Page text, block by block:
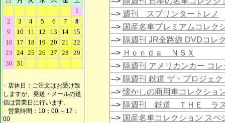
■ 店休日：ご注文はお受け致
しますが、発送・メールの送
信は営業日に行います。
■ 営業時間：10：00.～17：
00
--> 週刊 スプリンタートレノ
--> 国産名車プレミアムコレク
--> 隔週刊 JR全路線 DVDコレ
--> Ｈｏｎｄａ ＮＳＸ
--> 隔週刊 アメリカンカー コ
--> 隔週刊 鉄道 ザ・プロジェク
-->懐かしの商用車コレクショ
--> 隔週刊 鉄道 ＴＨＥ ラ
--> 国産名車コレクション スペ